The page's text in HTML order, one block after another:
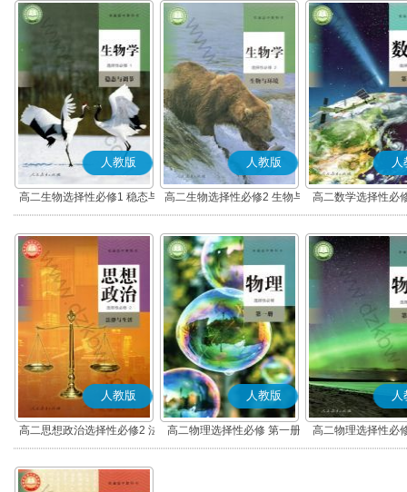
人教版
高二生物选择性必修1 稳态与
调节
人教版
高二生物选择性必修2 生物与
环境
人
高二数学选择性必
(A版)
人教版
高二思想政治选择性必修2 法
律与生活(部编版)
人教版
高二物理选择性必修 第一册
人
高二物理选择性必